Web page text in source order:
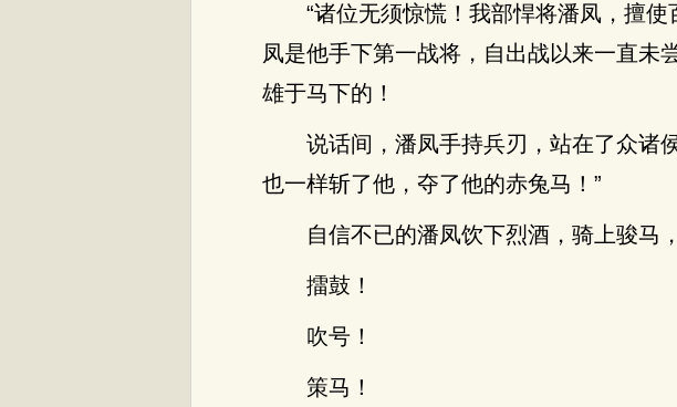
“诸位无须惊慌！我部悍将潘凤，擅
凤是他手下第一战将，自出战以来一直未
雄于马下的！
说话间，潘凤手持兵刃，站在了众诸
也一样斩了他，夺了他的赤兔马！”
自信不已的潘凤饮下烈酒，骑上骏马
擂鼓！
吹号！
策马！